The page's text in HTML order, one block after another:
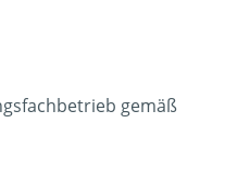
gemäß